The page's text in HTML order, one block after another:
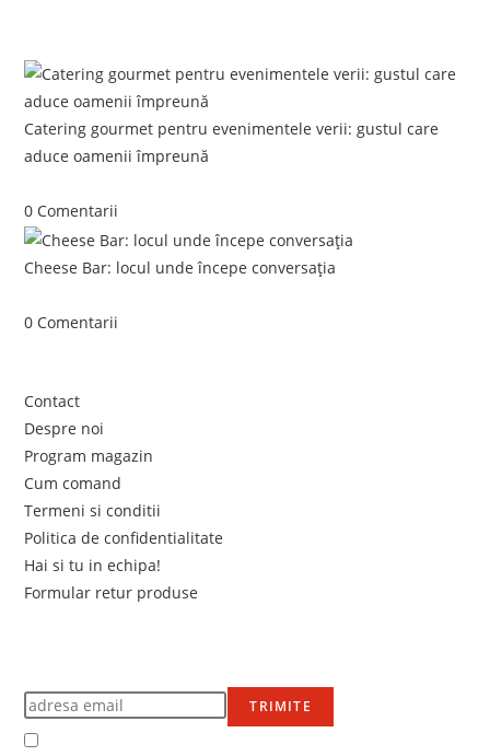
Catering gourmet pentru evenimentele verii: gustul care
aduce oamenii împreună
0 Comentarii
Cheese Bar: locul unde începe conversația
0 Comentarii
Contact
Despre noi
Program magazin
Cum comand
Termeni si conditii
Politica de confidentialitate
Hai si tu in echipa!
Formular retur produse
TRIMITE